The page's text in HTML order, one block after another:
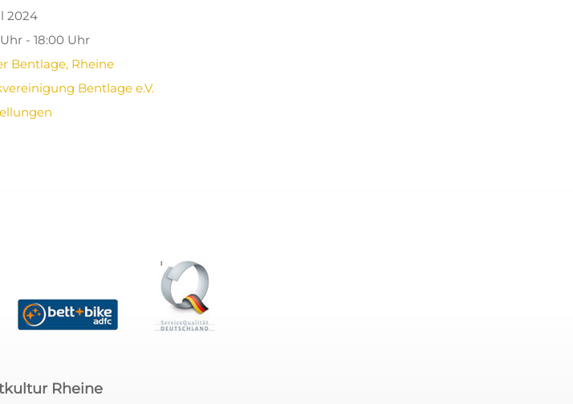
2024
- 18:00 Uhr
Bentlage, Rheine
Bentlage e.V.
Rheine